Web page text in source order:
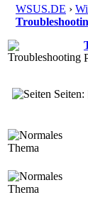
WSUS.DE ›
Seiten: